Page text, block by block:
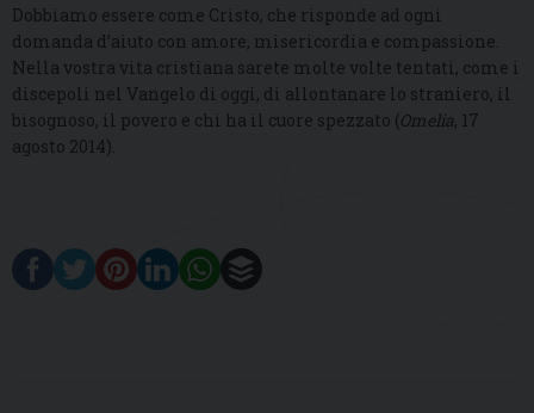
Dobbiamo essere come Cristo, che risponde ad ogni
domanda d’aiuto con amore, misericordia e compassione.
Nella vostra vita cristiana sarete molte volte tentati, come i
discepoli nel Vangelo di oggi, di allontanare lo straniero, il
bisognoso, il povero e chi ha il cuore spezzato (Omelia, 17
agosto 2014).